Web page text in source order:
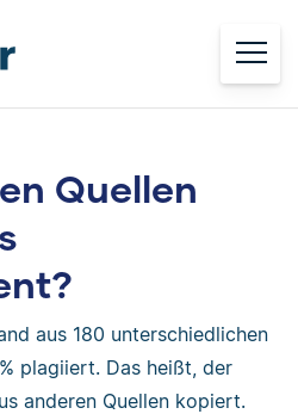
Quellen
aus 180 unterschiedlichen
plagiiert. Das heißt, der
anderen Quellen kopiert.